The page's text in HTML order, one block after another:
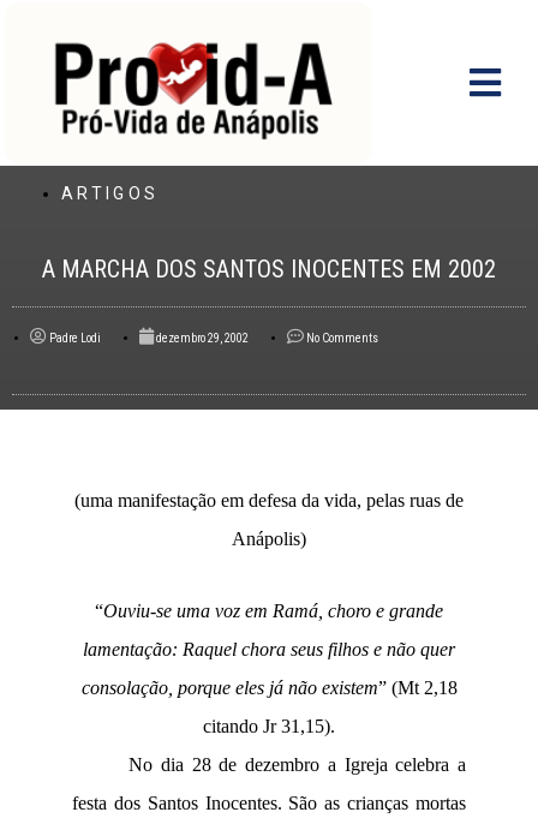
ARTIGOS
A MARCHA DOS SANTOS INOCENTES EM 2002
Padre Lodi dezembro 29, 2002 No Comments
(uma manifestação em defesa da vida, pelas ruas de
Anápolis)
“Ouviu-se uma voz em Ramá, choro e grande
lamentação: Raquel chora seus filhos e não quer
consolação, porque eles já não existem” (Mt 2,18
citando Jr 31,15).
No dia 28 de dezembro a Igreja celebra a
festa dos Santos Inocentes. São as crianças mortas